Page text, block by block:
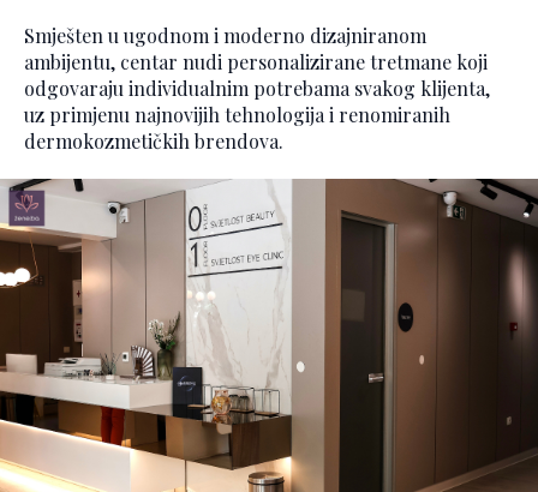
Smješten u ugodnom i moderno dizajniranom
ambijentu, centar nudi personalizirane tretmane koji
odgovaraju individualnim potrebama svakog klijenta,
uz primjenu najnovijih tehnologija i renomiranih
dermokozmetičkih brendova.